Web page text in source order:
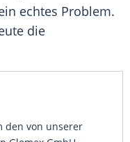
echtes Problem.
die
den von unserer